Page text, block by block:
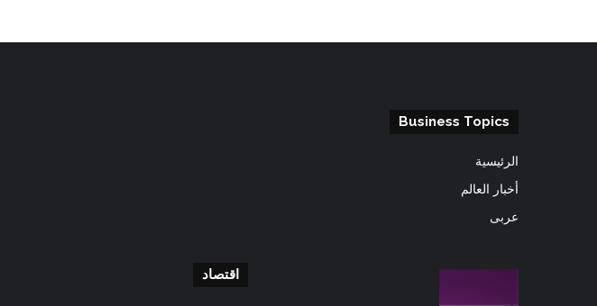
Business Topics
الرئيسية
أخبار العالم
عربى
اقتصاد